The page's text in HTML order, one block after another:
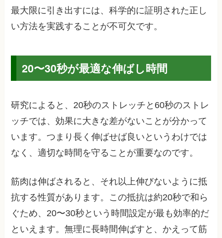
最大限に引き出すには、科学的に証明された正し
い方法を実践することが不可欠です。
20〜30秒が最適な伸ばし時間
研究によると、20秒のストレッチと60秒のストレ
ッチでは、効果に大きな差がないことが分かって
います。つまり長く伸ばせば良いというわけでは
なく、適切な時間を守ることが重要なのです。
筋肉は伸ばされると、それ以上伸びないように抵
抗する性質があります。この抵抗は約20秒で和ら
ぐため、20〜30秒という時間設定が最も効率的だ
といえます。無理に長時間伸ばすと、かえって筋